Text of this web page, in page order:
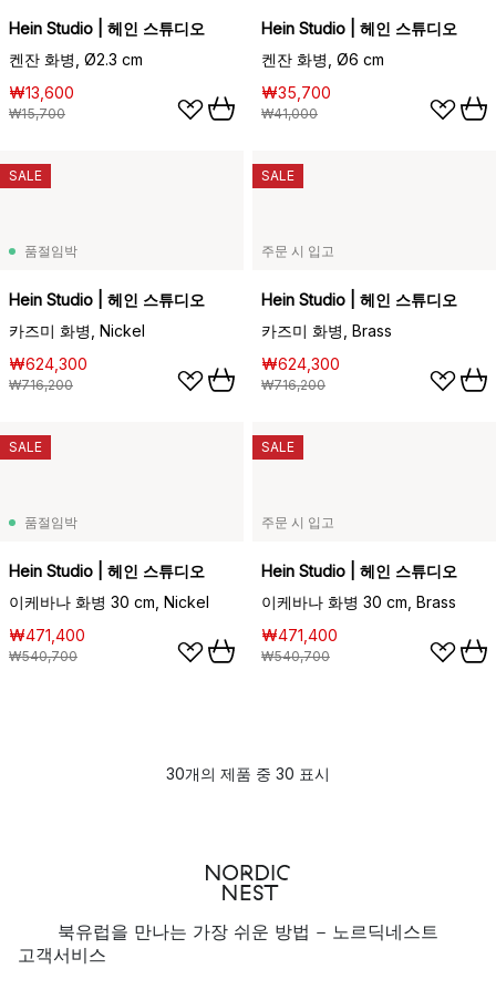
Hein Studio | 헤인 스튜디오
켄잔 화병, Ø2.3 cm
₩13,600
₩15,700
Hein Studio | 헤인 스튜디오
켄잔 화병, Ø6 cm
₩35,700
₩41,000
품절임박
Hein Studio | 헤인 스튜디오
카즈미 화병, Nickel
₩624,300
₩716,200
SALE
주문 시 입고
Hein Studio | 헤인 스튜디오
카즈미 화병, Brass
₩624,300
₩716,200
SALE
품절임박
Hein Studio | 헤인 스튜디오
이케바나 화병 30 cm, Nickel
₩471,400
₩540,700
SALE
주문 시 입고
Hein Studio | 헤인 스튜디오
이케바나 화병 30 cm, Brass
₩471,400
₩540,700
SALE
30개의 제품 중 30 표시
북유럽을 만나는 가장 쉬운 방법 - 노르딕네스트
고객서비스